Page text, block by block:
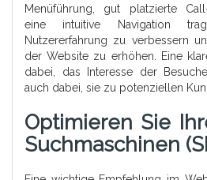
Menüführung, gut platzierte
eine intuitive Navigation
Nutzererfahrung zu verbessern
der Website zu erhöhen. Eine
dabei, das Interesse der
auch dabei, sie zu potenziellen
Optimieren Sie
Suchmaschinen